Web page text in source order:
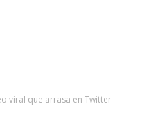
viral que arrasa en Twitter